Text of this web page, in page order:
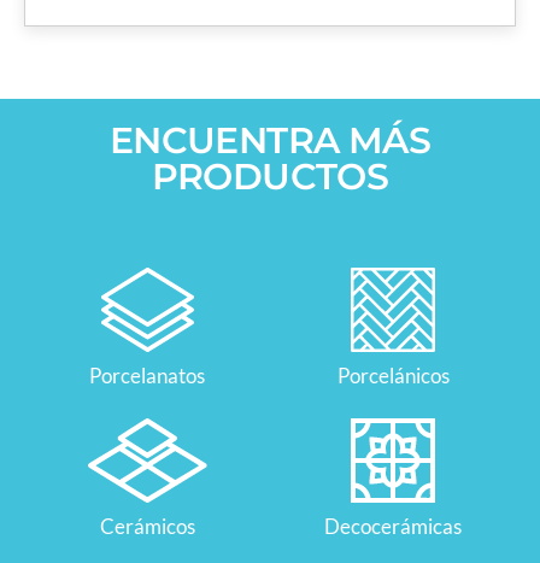
ENCUENTRA MÁS
PRODUCTOS
Porcelanatos Porcelánicos
Cerámicos Decocerámicas